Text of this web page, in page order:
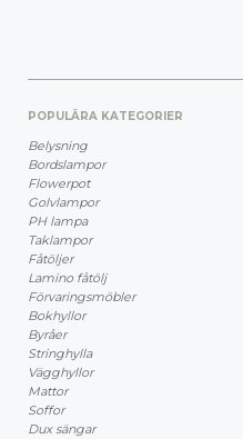
POPULÄRA KATEGORIER
Belysning
Bordslampor
Flowerpot
Golvlampor
PH lampa
Taklampor
Fåtöljer
Lamino fåtölj
Förvaringsmöbler
Bokhyllor
Byråer
Stringhylla
Vägghyllor
Mattor
Soffor
Dux sängar